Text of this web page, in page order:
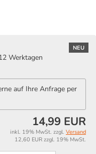
NEU
Werktagen
auf Ihre Anfrage per
14,99 EUR
inkl. 19% MwSt. zzgl. Versand
12,60 EUR zzgl. 19% MwSt.